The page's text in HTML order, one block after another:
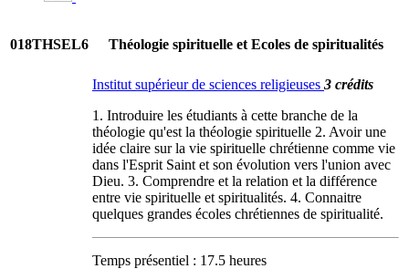
018THSEL6 Théologie spirituelle et Ecoles de spiritualités
Institut supérieur de sciences religieuses 3 crédits
1. Introduire les étudiants à cette branche de la
théologie qu'est la théologie spirituelle 2. Avoir une
idée claire sur la vie spirituelle chrétienne comme vie
dans l'Esprit Saint et son évolution vers l'union avec
Dieu. 3. Comprendre et la relation et la différence
entre vie spirituelle et spiritualités. 4. Connaitre
quelques grandes écoles chrétiennes de spiritualité.
Temps présentiel : 17.5 heures